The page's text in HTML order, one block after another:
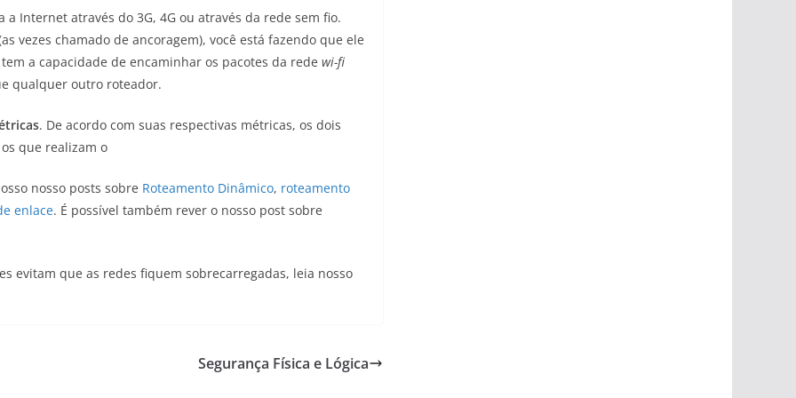
Internet através do 3G, 4G ou através da rede sem fio.
vezes chamado de ancoragem), você está fazendo que ele
a capacidade de encaminhar os pacotes da rede wi-fi
qualquer outro roteador.
. De acordo com suas respectivas métricas, os dois
que realizam o
nosso posts sobre Roteamento Dinâmico, roteamento
enlace. É possível também rever o nosso post sobre
evitam que as redes fiquem sobrecarregadas, leia nosso
Segurança Física e Lógica